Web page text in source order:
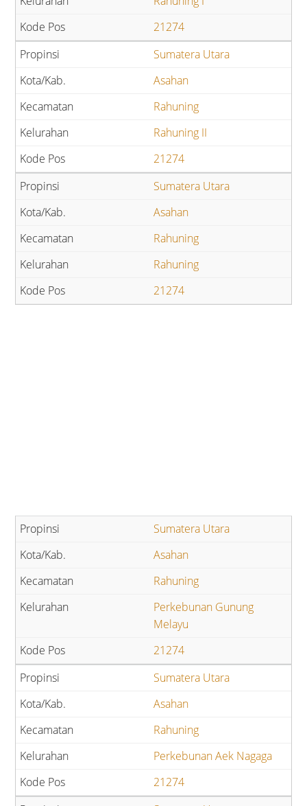
21274
Sumatera Utara
Asahan
Rahuning
Rahuning II
21274
Sumatera Utara
Asahan
Rahuning
Rahuning
21274
Sumatera Utara
Asahan
Rahuning
Perkebunan Gunung
Melayu
21274
Sumatera Utara
Asahan
Rahuning
Perkebunan Aek Nagaga
21274